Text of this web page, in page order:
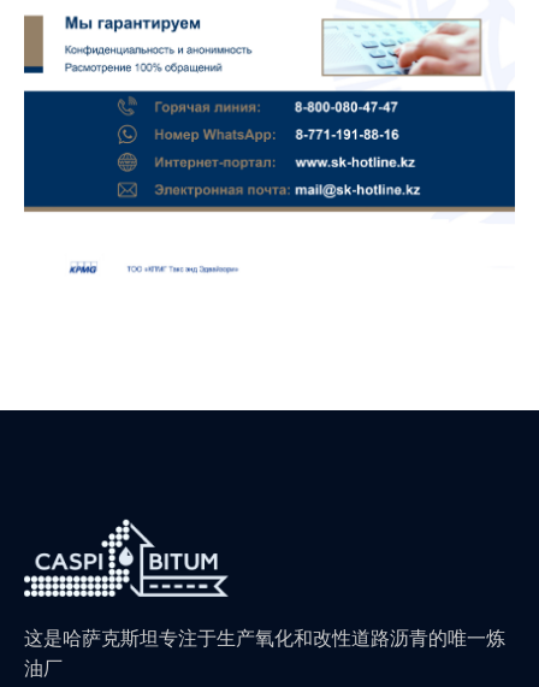
这是哈萨克斯坦专注于生产氧化和改性道路沥青的唯一炼
油厂